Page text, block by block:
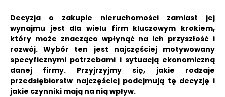
Decyzja o zakupie nieruchomości zamiast jej
wynajmu jest dla wielu firm kluczowym krokiem,
który może znacząco wpłynąć na ich przyszłość i
rozwój. Wybór ten jest najczęściej motywowany
specyficznymi potrzebami i sytuacją ekonomiczną
danej firmy. Przyjrzyjmy się, jakie rodzaje
przedsiębiorstw najczęściej podejmują tę decyzję i
jakie czynniki mają na nią wpływ.